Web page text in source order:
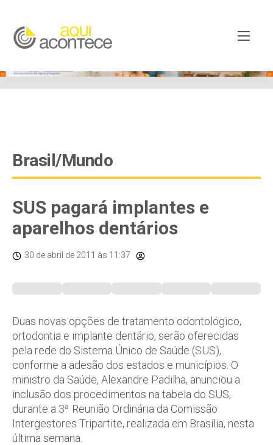
googleb82de9a22cec23e8.html
Brasil/Mundo
SUS pagará implantes e
aparelhos dentários
30 de abril de 2011 às 11:37
Duas novas opções de tratamento odontológico,
ortodontia e implante dentário, serão oferecidas
pela rede do Sistema Único de Saúde (SUS),
conforme a adesão dos estados e municípios. O
ministro da Saúde, Alexandre Padilha, anunciou a
inclusão dos procedimentos na tabela do SUS,
durante a 3ª Reunião Ordinária da Comissão
Intergestores Tripartite, realizada em Brasília, nesta
última semana.